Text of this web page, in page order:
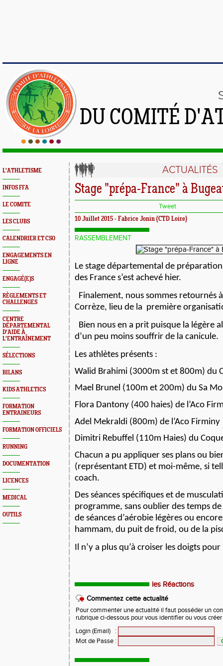
DU COMITÉ
L'ATHLETISME
INFOS FFA
LE COMITE
LES CLUBS
CALENDRIER ET CSO
ENGAGEMENTS EN
LIGNE
ENGAGÉ(E)S
RÈGLEMENTS ET
CHALLENGES
CENTRE
DÉPARTEMENTAL
D'AIDE À
L'ENTRAÎNEMENT
SÉLECTIONS
BILANS
KIDS ATHLETICS
FORMATION
ENTRAINEURS
FORMATION OFFICIELS
RUNNING
DOCUMENTATION
LICENCES
MEDICAL
OUTILS
ACTUALITÉS
Stage "prépa-France" à
Tweet
10 Juillet 2015 - Fabrice Jonin (CTD Loire)
RASSEMBLEMENT
Le stage départemental de
des France s’est achevé hier.
Finalement, nous sommes retournés
Corrèze, lieu de la première
Bien nous en a prit puisque la légère
d’un peu moins souffrir de la canicule.
Les athlètes présents :
Walid Brahimi (3000m st et 800m) du
Mael Brunel (100m et 200m) du Sa
Flora Dantony (400 haies) de l’Aco
Adel Mekraldi (800m) de l’Aco Firminy
Dimitri Rebuffel (110m Haies) du
Chacun a pu appliquer ses plans ou
(représentant ETD) et moi-même, si
coach.
Des séances spécifiques et de
programme, sans oublier des temps
de séances d’aérobie légères ou
hammam, du puit de froid, ou de la
Il n’y a plus qu’à croiser les doigts
les Réactions
Commentez cette actualité
Pour commenter une actualité il faut posséder un
rubrique ci-dessous pour vous identifier ou vous
Login (Email)
:
Mot de Passe :